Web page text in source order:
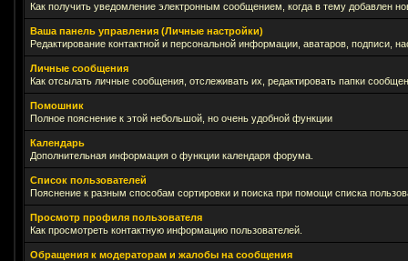
Как получить уведомление электронным сообщением, когда в тему добавлен
Ваша панель управления (Личные настройки)
Редактирование контактной и персональной информации, аватаров, подписи,
Личные сообщения
Как отсылать личные сообщения, отслеживать их, редактировать папки
Помошник
Полное пояснение к этой небольшой, но очень удобной функции
Календарь
Дополнительная информация о функции календаря форума.
Список пользователей
Пояснение к разным способам сортировки и поиска при помощи списка
Просмотр профиля пользователя
Как просмотреть контактную информацию пользователей.
Обращения к модераторам и жалобы на сообщения